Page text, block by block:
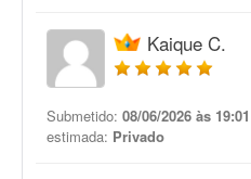
Kaique C.
Submetido: 08/06/2026 às 19:01
estimada: Privado